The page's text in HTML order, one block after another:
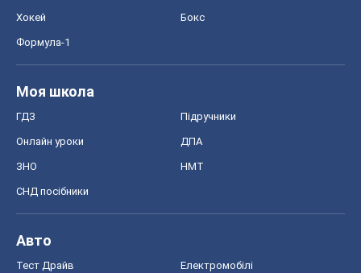
Хокей Бокс
Формула-1
Моя школа
ГДЗ Підручники
Онлайн уроки ДПА
ЗНО НМТ
СНД посібники
Авто
Тест Драйв Електромобілі